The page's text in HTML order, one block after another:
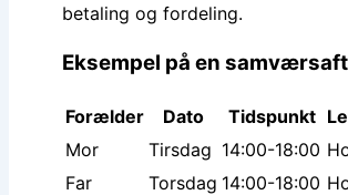
betaling og fordeling.
Eksempel på en
Forælder Dato Tidspunkt
Mor
Tirsdag 14:00-18:00
Far
Torsdag 14:00-18:00